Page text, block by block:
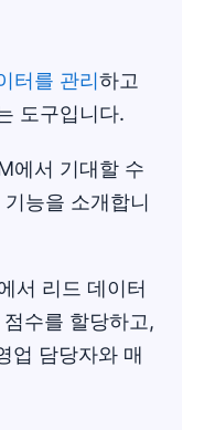
터를 관리하고
도구입니다.
에서 기대할 수
능을 소개합니
서 리드 데이터
수를 할당하고,
업 담당자와 매